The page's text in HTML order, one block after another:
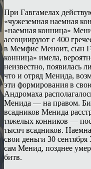
При Гавгамелах
«чужеземная наемная
«наемная конница»
ассоциируют с 400
в Мемфис Меноит, сын
конница» имела,
неизвестно, появилась
что и отряд Менида,
эти формирования в
Андромаха
Менида — на правом.
всадников Менида
тяжелых конников —
тысяч всадников.
свои деньги 30
сам Менид, позднее
битв.